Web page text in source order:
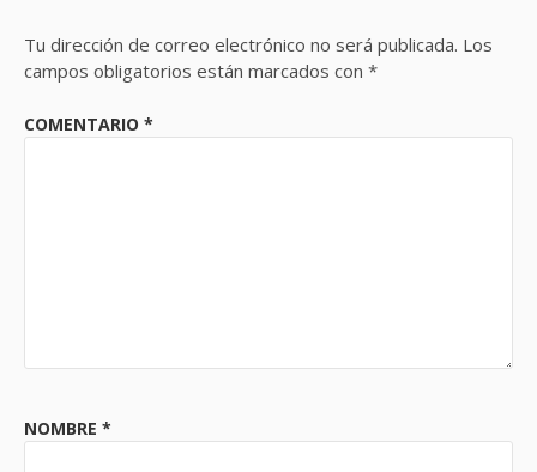
Tu dirección de correo electrónico no será publicada. Los
campos obligatorios están marcados con *
COMENTARIO *
NOMBRE *